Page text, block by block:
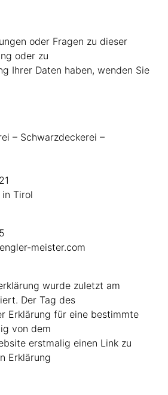
oder Fragen zu dieser
oder zu
Ihrer Daten haben, wenden Sie
– Schwarzdeckerei –
Tirol
meister.com
wurde zuletzt am
Der Tag des
Erklärung für eine bestimmte
von dem
erstmalig einen Link zu
Erklärung